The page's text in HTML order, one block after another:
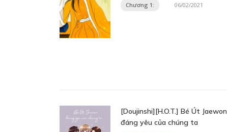
Chương 1: 06/02/2021
[Doujinshi][H.O.T.] Bé Út Jaewon
đáng yêu của chúng ta